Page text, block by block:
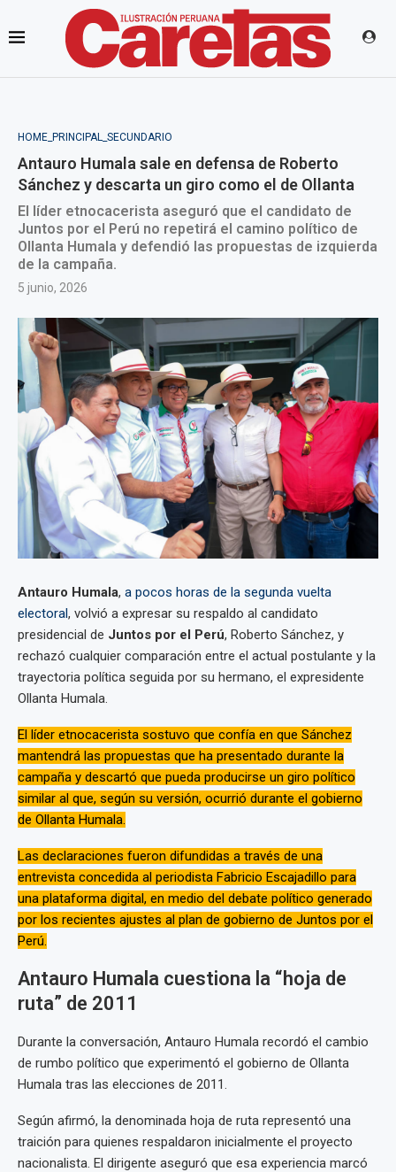
HOME_PRINCIPAL_SECUNDARIO
Antauro Humala sale en defensa de Roberto
Sánchez y descarta un giro como el de Ollanta
El líder etnocacerista aseguró que el candidato de
Juntos por el Perú no repetirá el camino político de
Ollanta Humala y defendió las propuestas de izquierda
de la campaña.
5 junio, 2026
Antauro Humala, a pocos horas de la segunda vuelta
electoral, volvió a expresar su respaldo al candidato
presidencial de Juntos por el Perú, Roberto Sánchez, y
rechazó cualquier comparación entre el actual postulante y la
trayectoria política seguida por su hermano, el expresidente
Ollanta Humala.
El líder etnocacerista sostuvo que confía en que Sánchez
mantendrá las propuestas que ha presentado durante la
campaña y descartó que pueda producirse un giro político
similar al que, según su versión, ocurrió durante el gobierno
de Ollanta Humala.
Las declaraciones fueron difundidas a través de una
entrevista concedida al periodista Fabricio Escajadillo para
una plataforma digital, en medio del debate político generado
por los recientes ajustes al plan de gobierno de Juntos por el
Perú.
Antauro Humala cuestiona la “hoja de
ruta” de 2011
Durante la conversación, Antauro Humala recordó el cambio
de rumbo político que experimentó el gobierno de Ollanta
Humala tras las elecciones de 2011.
Según afirmó, la denominada hoja de ruta representó una
traición para quienes respaldaron inicialmente el proyecto
nacionalista. El dirigente aseguró que esa experiencia marcó